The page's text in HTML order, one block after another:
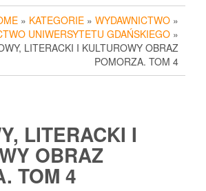
» KATEGORIE » WYDAWNICTWO »
UNIWERSYTETU GDAŃSKIEGO »
LITERACKI I KULTUROWY OBRAZ
POMORZA. TOM 4
LITERACKI I
OBRAZ
TOM 4